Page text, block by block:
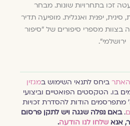
זכו בתחרויות שונות.מבחר
סינית, יפנית ואנגלית.מופיעה תדיר
מספרי סיפורים של "סיפור
ירושלמי".
האתר ביחס לתנאי השימוש במגזין
בו. הטקסטים הפואטיים וביצועי
מתפרסמים הודות להסדרת זכויות
.באם נפלה שגגה ויש לתקן פרסום
אנאשלחו לנו הודעה.